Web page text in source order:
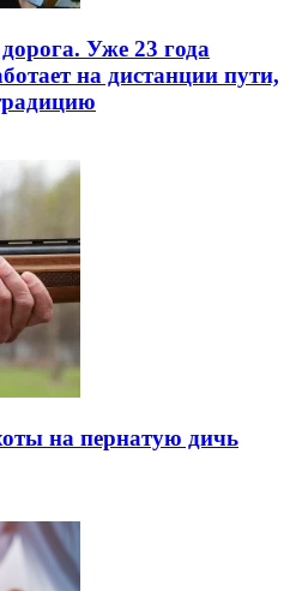
Уже 23 года
на дистанции пути,
на пернатую дичь